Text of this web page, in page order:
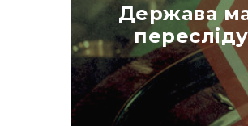
Держава